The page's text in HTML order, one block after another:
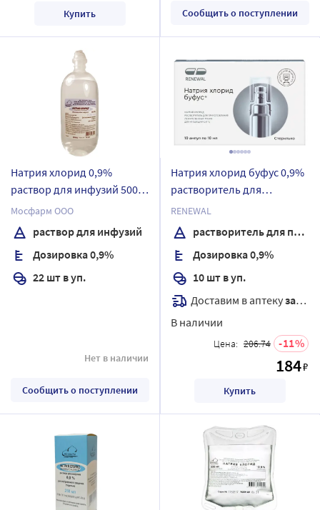
Купить Сообщить о поступлении
Натрия хлорид 0,9%
раствор для инфузий 500
мл бутылка полимер 22 шт.
Мосфарм ООО
раствор для инфузий
Дозировка 0,9%
22 шт в уп.
Нет в наличии
Сообщить о поступлении
Натрия хлорид буфус 0,9%
растворитель для
приготовления
лекарственных форм для
инъекций 10 мл ампулы 10
шт.
RENEWAL
растворитель для приготовления лекарственных форм для инъекций
Дозировка 0,9%
10 шт в уп.
Доставим в аптекузавтра
В наличии
Цена: 206.74 11
184₽
Купить